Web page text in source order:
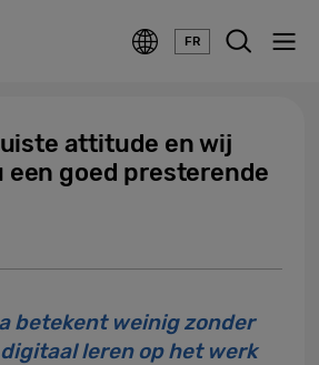
FR
attitude en wij
een goed presterende
betekent weinig zonder
leren op het werk